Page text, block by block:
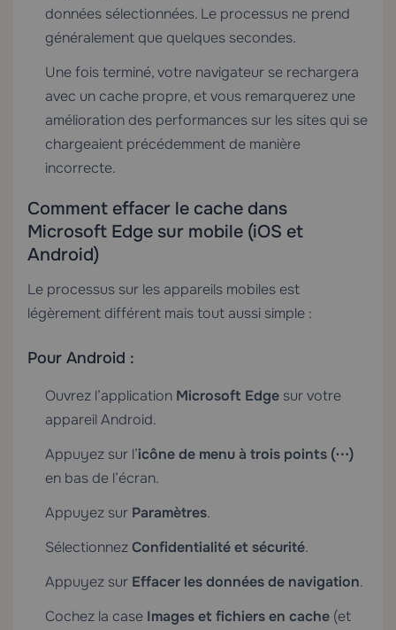
données sélectionnées. Le processus ne prend
généralement que quelques secondes.
Une fois terminé, votre navigateur se rechargera
avec un cache propre, et vous remarquerez une
amélioration des performances sur les sites qui se
chargeaient précédemment de manière
incorrecte.
Comment effacer le cache dans
Microsoft Edge sur mobile (iOS et
Android)
Le processus sur les appareils mobiles est
légèrement différent mais tout aussi simple :
Pour Android :
Ouvrez l’application Microsoft Edge sur votre
appareil Android.
Appuyez sur l’icône de menu à trois points (⋯)
en bas de l’écran.
Appuyez sur Paramètres.
SélectionnezConfidentialité et sécurité.
Appuyez sur Effacer les données de navigation.
Cochez la case Images et fichiers en cache (et